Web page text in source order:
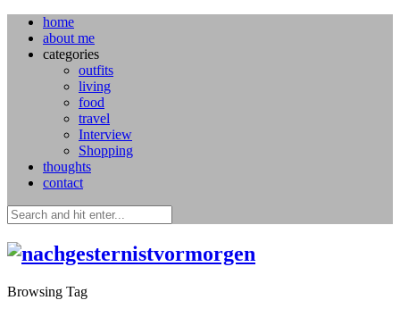
home
about me
categories
outfits
living
food
travel
Interview
Shopping
thoughts
contact
Browsing Tag